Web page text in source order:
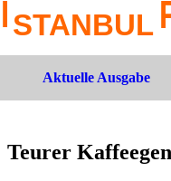
Aktuelle Ausgabe
Teurer